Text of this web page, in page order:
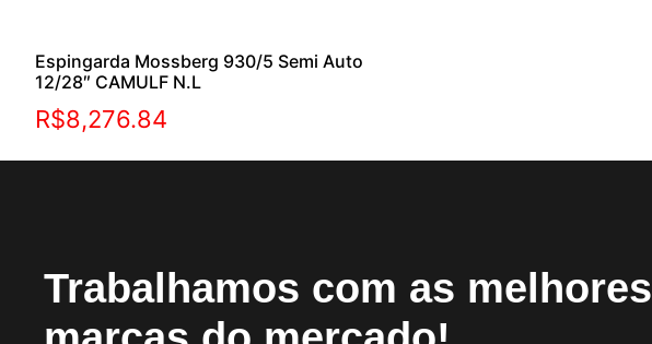
Espingarda Mossberg 930/5 Semi Auto
12/28″ CAMULF N.L
R$8,276.84
Trabalhamos com as melhores